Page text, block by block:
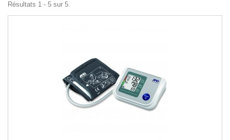
Résultats 1 - 5 sur 5.